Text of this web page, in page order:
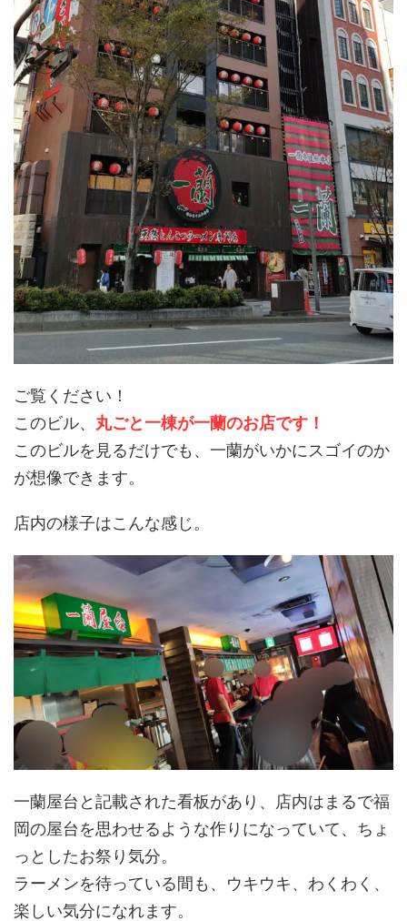
ご覧ください！
このビル、 丸ごと一棟が一蘭のお店です！
このビルを見るだけでも、一蘭がいかにスゴイのか
が想像できます。
店内の様子はこんな感じ。
一蘭屋台と記載された看板があり、店内はまるで福
岡の屋台を思わせるような作りになっていて、ちょ
っとしたお祭り気分。
ラーメンを待っている間も、ウキウキ、わくわく、
楽しい気分になれます。